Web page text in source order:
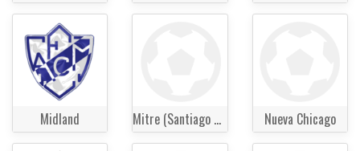
Midland Mitre (Santiago del Estero) Nueva Chicago